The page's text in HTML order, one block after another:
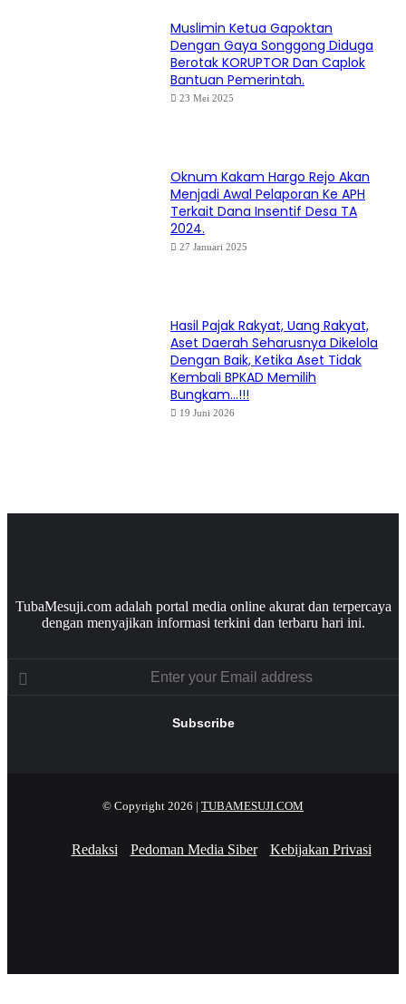
Muslimin Ketua Gapoktan
Dengan Gaya Songgong Diduga
Berotak KORUPTOR Dan Caplok
Bantuan Pemerintah.
23 Mei 2025
Oknum Kakam Hargo Rejo Akan
Menjadi Awal Pelaporan Ke APH
Terkait Dana Insentif Desa TA
2024.
27 Januari 2025
Hasil Pajak Rakyat, Uang Rakyat,
Aset Daerah Seharusnya Dikelola
Dengan Baik, Ketika Aset Tidak
Kembali BPKAD Memilih
Bungkam…!!!
19 Juni 2026
TubaMesuji.com adalah portal media online akurat dan terpercaya
dengan menyajikan informasi terkini dan terbaru hari ini.
your
© Copyright 2026 | TUBAMESUJI.COM
Redaksi Pedoman Media Siber Kebijakan Privasi